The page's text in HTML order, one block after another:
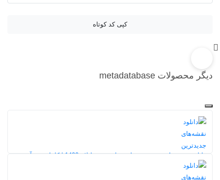
کپی کد کوتاه
دیگر محصولات metadatabase
دانلود نقشه‌های جدیدترین طرح جامع شهر ایلام 1400 | کامل‌ترین آرشیو
10